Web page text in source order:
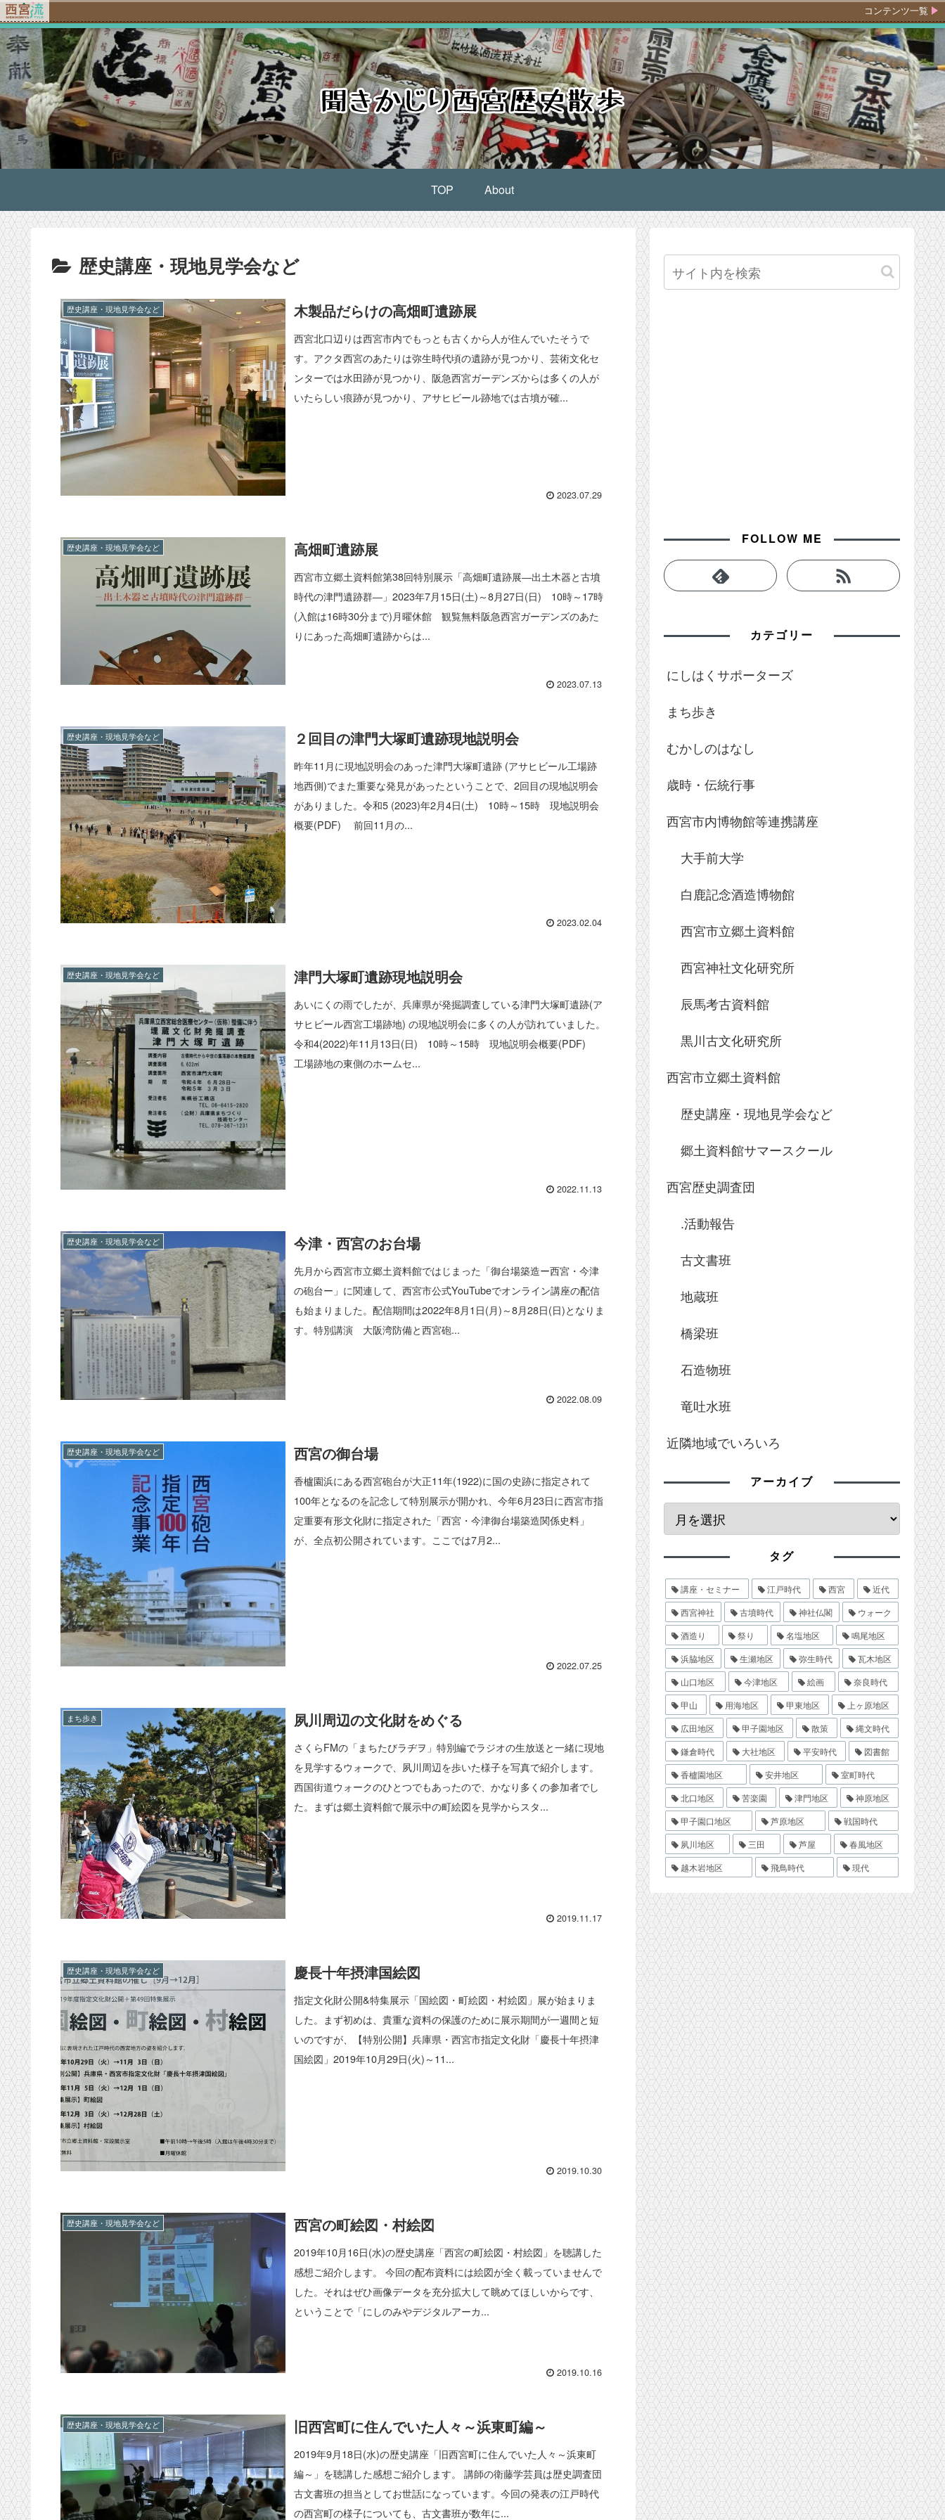
コンテンツ一覧
TOP About
歴史講座・現地見学会など
歴史講座・現地見学会など 木製品だらけの高畑町遺跡展
西宮北口辺りは西宮市内でもっとも古くから人が住んでいたそうで
す。アクタ西宮のあたりは弥生時代頃の遺跡が見つかり、芸術文化セ
ンターでは水田跡が見つかり、阪急西宮ガーデンズからは多くの人が
いたらしい痕跡が見つかり、アサヒビール跡地では古墳が確...
2023.07.29
歴史講座・現地見学会など 高畑町遺跡展
西宮市立郷土資料館第38回特別展示「高畑町遺跡展―出土木器と古墳
時代の津門遺跡群―」2023年7月15日(土)～8月27日(日) 10時～17時
(入館は16時30分まで)月曜休館 観覧無料阪急西宮ガーデンズのあた
りにあった高畑町遺跡からは...
2023.07.13
歴史講座・現地見学会など ２回目の津門大塚町遺跡現地説明会
昨年11月に現地説明会のあった津門大塚町遺跡 (アサヒビール工場跡
地西側)でまた重要な発見があったということで、2回目の現地説明会
がありました。令和5 (2023)年2月4日(土) 10時～15時 現地説明会
概要(PDF) 前回11月の...
2023.02.04
歴史講座・現地見学会など 津門大塚町遺跡現地説明会
あいにくの雨でしたが、兵庫県が発掘調査している津門大塚町遺跡(ア
サヒビール西宮工場跡地) の現地説明会に多くの人が訪れていました。
令和4(2022)年11月13日(日) 10時～15時 現地説明会概要(PDF)
工場跡地の東側のホームセ...
2022.11.13
歴史講座・現地見学会など 今津・西宮のお台場
先月から西宮市立郷土資料館ではじまった「御台場築造ー西宮・今津
の砲台ー」に関連して、西宮市公式YouTubeでオンライン講座の配信
も始まりました。配信期間は2022年8月1日(月)～8月28日(日)となりま
す。特別講演 大阪湾防備と西宮砲...
2022.08.09
歴史講座・現地見学会など 西宮の御台場
香櫨園浜にある西宮砲台が大正11年(1922)に国の史跡に指定されて
100年となるのを記念して特別展示が開かれ、今年6月23日に西宮市指
定重要有形文化財に指定された「西宮・今津御台場築造関係史料」
が、全点初公開されています。ここでは7月2...
2022.07.25
まち歩き 夙川周辺の文化財をめぐる
さくらFMの「まちたびラヂヲ」特別編でラジオの生放送と一緒に現地
を見学するウォークで、夙川周辺を歩いた様子を写真で紹介します。
西国街道ウォークのひとつでもあったので、かなり多くの参加者でし
た。まずは郷土資料館で展示中の町絵図を見学からスタ...
2019.11.17
歴史講座・現地見学会など 慶長十年摂津国絵図
指定文化財公開&特集展示「国絵図・町絵図・村絵図」展が始まりま
した。まず初めは、貴重な資料の保護のために展示期間が一週間と短
いのですが、【特別公開】兵庫県・西宮市指定文化財「慶長十年摂津
国絵図」2019年10月29日(火)～11...
2019.10.30
歴史講座・現地見学会など 西宮の町絵図・村絵図
2019年10月16日(水)の歴史講座「西宮の町絵図・村絵図」を聴講した
感想ご紹介します。 今回の配布資料には絵図が全く載っていませんで
した。それはぜひ画像データを充分拡大して眺めてほしいからです、
ということで「にしのみやデジタルアーカ...
2019.10.16
歴史講座・現地見学会など 旧西宮町に住んでいた人々～浜東町編～
2019年9月18日(水)の歴史講座「旧西宮町に住んでいた人々～浜東町
編～」を聴講した感想ご紹介します。 講師の衛藤学芸員は歴史調査団
古文書班の担当としてお世話になっています。今回の発表の江戸時代
の西宮町の様子についても、古文書班が数年に...
FOLLOW ME
カテゴリー
にしはくサポーターズ
まち歩き
むかしのはなし
歳時・伝統行事
西宮市内博物館等連携講座
大手前大学
白鹿記念酒造博物館
西宮市立郷土資料館
西宮神社文化研究所
辰馬考古資料館
黒川古文化研究所
西宮市立郷土資料館
歴史講座・現地見学会など
郷土資料館サマースクール
西宮歴史調査団
.活動報告
古文書班
地蔵班
橋梁班
石造物班
竜吐水班
近隣地域でいろいろ
アーカイブ
タグ
講座・セミナー 江戸時代 西宮
近代
西宮神社
古墳時代 神社仏閣
ウォーク
酒造り
祭り 名塩地区
鳴尾地区
浜脇地区
生瀬地区 弥生時代
瓦木地区
山口地区
今津地区 絵画
奈良時代
甲山
用海地区 甲東地区
上ヶ原地区
広田地区
甲子園地区 散策
縄文時代
鎌倉時代
大社地区 平安時代
図書館
香櫨園地区
安井地区
室町時代
北口地区
苦楽園 津門地区
神原地区
甲子園口地区
芦原地区
戦国時代
夙川地区
三田 芦屋
春風地区
越木岩地区
飛鳥時代 現代